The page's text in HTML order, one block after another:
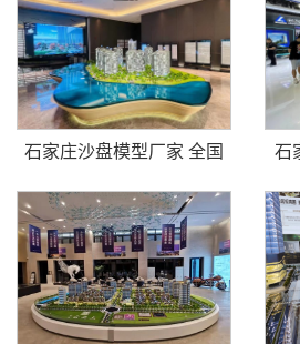
石家庄沙盘模型厂家 全国 石